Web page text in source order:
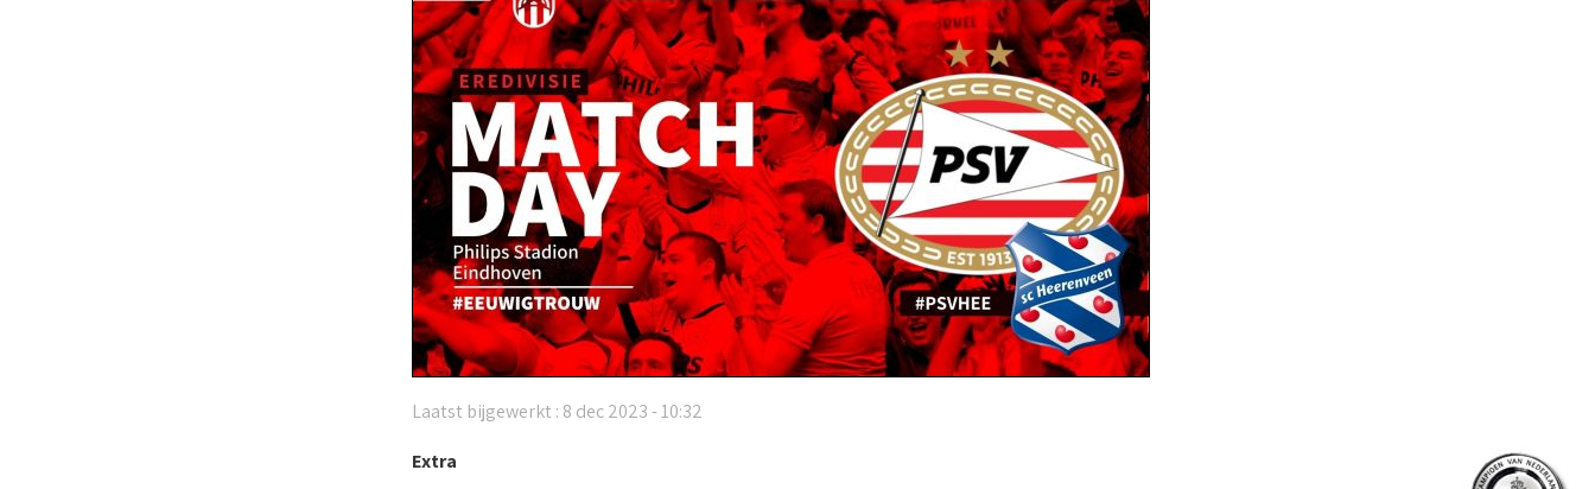
Laatst bijgewerkt : 8 dec 2023 - 10:32
Extra